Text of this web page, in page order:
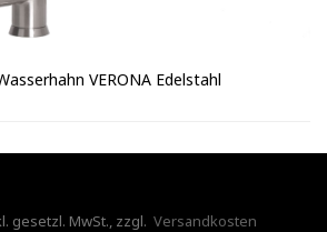
VERONA Edelstahl
gesetzl. MwSt., zzgl. Versandkosten